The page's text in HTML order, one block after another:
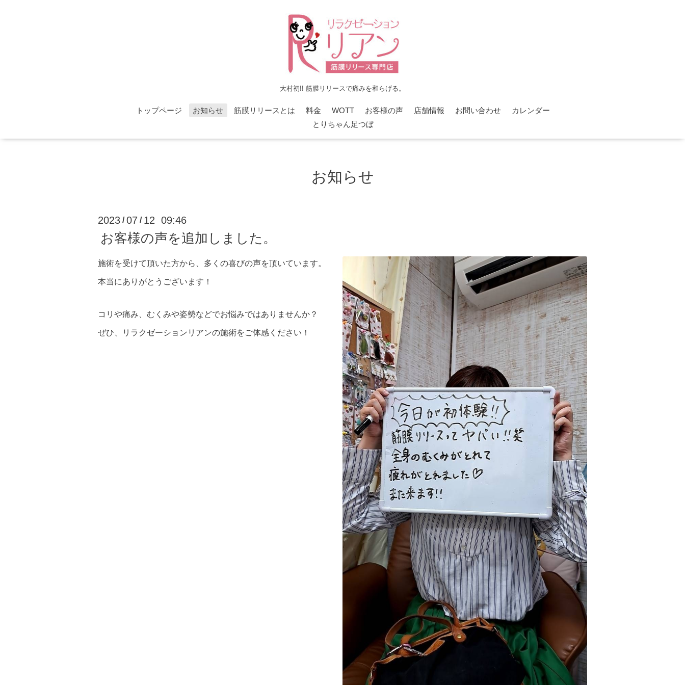
大村初!! 筋膜リリースで痛みを和らげる。
トップページ お知らせ 筋膜リリースとは 料金 WOTT お客様の声 店舗情報 お問い合わせ
カレンダー
とりちゃん足つぼ
お知らせ
2023 /07 / 12 09:46
お客様の声を追加しました。
施術を受けて頂いた方から、多くの喜びの声を頂いています。
本当にありがとうございます！
コリや痛み、むくみや姿勢などでお悩みではありませんか？
ぜひ、リラクゼーションリアンの施術をご体感ください！